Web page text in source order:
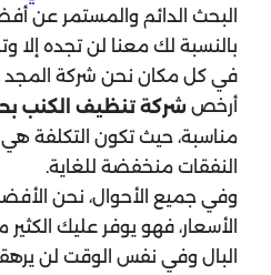
البحث الدائم والمستمر عن
بالنسبة لك معنا لن تجده
في كل مكان نحن شركة المجد
أرخص شركة تنظيف الكنب
مناسبة، حيث تكون التكلفة
النفقات منخفضة للغاية.
وفي جميع الأحوال، نحن
الأسعار، فهو يوفر عليك
البال وفي نفس الوقت لن